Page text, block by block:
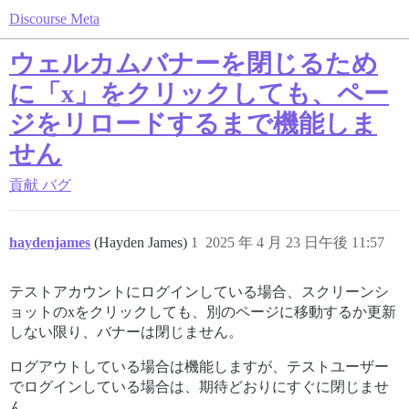
Discourse Meta
ウェルカムバナーを閉じるため
に「x」をクリックしても、ペー
ジをリロードするまで機能しま
せん
貢献 バグ
haydenjames (Hayden James) 2025 年 4 月 23 日午後 11:57
1
テストアカウントにログインしている場合、スクリーンシ
ョットのxをクリックしても、別のページに移動するか更新
しない限り、バナーは閉じません。
ログアウトしている場合は機能しますが、テストユーザー
でログインしている場合は、期待どおりにすぐに閉じませ